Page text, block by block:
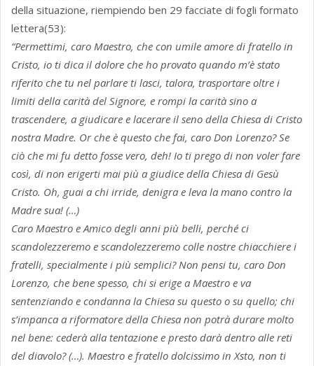
della situazione, riempiendo ben 29 facciate di fogli formato
lettera(53):
“Permettimi, caro Maestro, che con umile amore di fratello in
Cristo, io ti dica il dolore che ho provato quando m’è stato
riferito che tu nel parlare ti lasci, talora, trasportare oltre i
limiti della carità del Signore, e rompi la carità sino a
trascendere, a giudicare e lacerare il seno della Chiesa di Cristo
nostra Madre. Or che è questo che fai, caro Don Lorenzo? Se
ciò che mi fu detto fosse vero, deh! Io ti prego di non voler fare
così, di non erigerti mai più a giudice della Chiesa di Gesù
Cristo. Oh, guai a chi irride, denigra e leva la mano contro la
Madre sua! (…)
Caro Maestro e Amico degli anni più belli, perché ci
scandolezzeremo e scandolezzeremo colle nostre chiacchiere i
fratelli, specialmente i più semplici? Non pensi tu, caro Don
Lorenzo, che bene spesso, chi si erige a Maestro e va
sentenziando e condanna la Chiesa su questo o su quello; chi
s’impanca a riformatore della Chiesa non potrà durare molto
nel bene: cederà alla tentazione e presto darà dentro alle reti
del diavolo? (…). Maestro e fratello dolcissimo in Xsto, non ti